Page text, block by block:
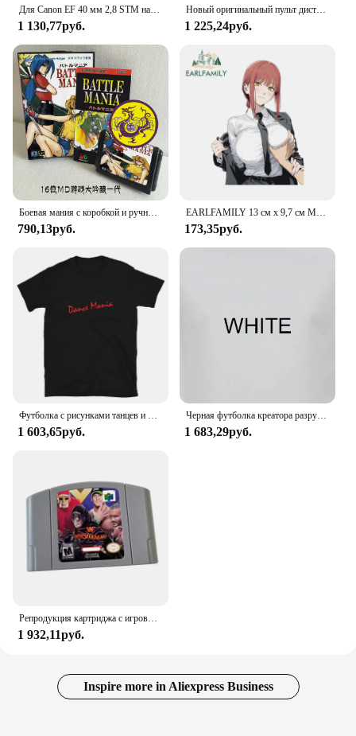
Для Canon EF 40 мм 2,8 STM наклейка на объектив для Canon EF40 F2.8 защитная пленка на объектив 40 2,8 Защитная Наклейка для canon 40 мм 2,8
1 130,77руб.
Новый оригинальный пульт дистанционного управления DSPV для всех дисплеев MANIA для DSP светодиодный LCD TV
1 225,24руб.
Боевая мания с коробкой и ручным картриджем для 16-битной игровой карты Sega MD, MegaDrive Genesis System
790,13руб.
EARLFAMILY 13 см x 9,7 см Makima Waifu нагрудная наклейка для автомобиля привлекательное аниме окошко Оригинальное искусственное оформление
173,35руб.
Футболка с рисунками танцев и мании
1 603,65руб.
Черная футболка креатора разрушения гонения
1 683,29руб.
1 932,11руб.
Inspire more in Aliexpress Business